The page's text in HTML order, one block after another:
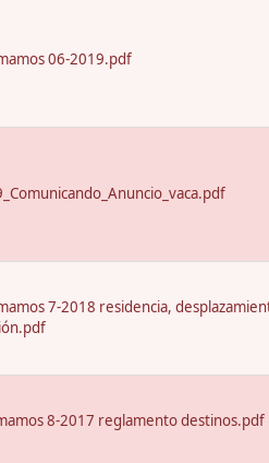
06-2019.pdf
7-2018 residencia,
8-2017 reglamento destinos.pdf